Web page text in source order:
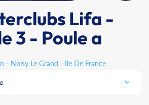
Lifa -
3 - Poule a
- Noisy Le Grand - Ile De France